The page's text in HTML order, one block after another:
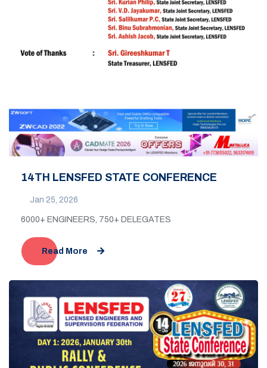
14TH LENSFED STATE CONFERENCE
Jan 25, 2026
6000+ ENGINEERS, 750+ DELEGATES
Read More